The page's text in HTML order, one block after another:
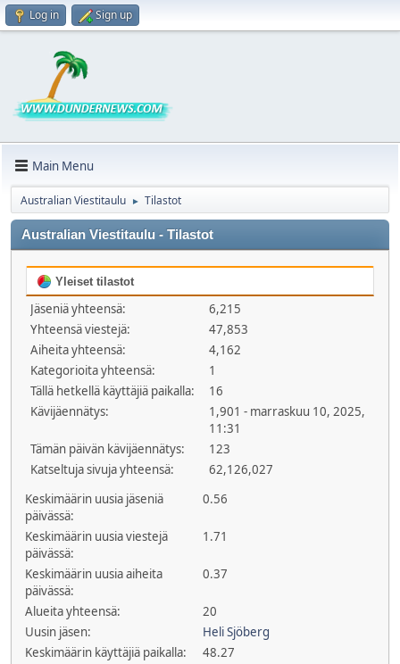
Log in Sign up
Main Menu
Australian Viestitaulu ► Tilastot
Australian Viestitaulu - Tilastot
Yleiset tilastot
Jäseniä yhteensä:
6,215
Yhteensä viestejä:
47,853
Aiheita yhteensä:
4,162
Kategorioita yhteensä:
1
Tällä hetkellä käyttäjiä paikalla:
16
Kävijäennätys:
1,901 - marraskuu 10, 2025,
11:31
Tämän päivän kävijäennätys:
123
Katseltuja sivuja yhteensä:
62,126,027
Keskimäärin uusia jäseniä
päivässä:
0.56
Keskimäärin uusia viestejä
päivässä:
1.71
Keskimäärin uusia aiheita
päivässä:
0.37
Alueita yhteensä:
20
Uusin jäsen:
Heli Sjöberg
Keskimäärin käyttäjiä paikalla:
48.27